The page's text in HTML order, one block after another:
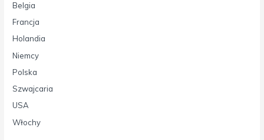
Belgia
Francja
Holandia
Niemcy
Polska
Szwajcaria
USA
Włochy